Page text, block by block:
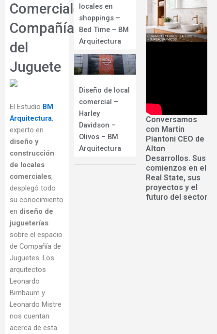
Comerciales-
Compañía
del
Juguete
El Estudio BM
Arquitectura,
experto en
diseño y
construcción
de locales
comerciales,
desplegó todo
su conocimiento
en diseño de
jugueterías
sobre el espacio
de Compañía de
Juguetes. Los
arquitectos
Leonardo
Birnbaum y
Leonardo Mistre
nos cuentan
acerca de esta
locales en
shoppings –
Bed Time – BM
Arquitectura
Diseño de local
comercial –
Harley
Davidson –
Olivos – BM
Arquitectura
Conversamos
con Martin
Piantoni CEO de
Alton
Desarrollos. Sus
comienzos en el
Real State, sus
proyectos y el
futuro del sector